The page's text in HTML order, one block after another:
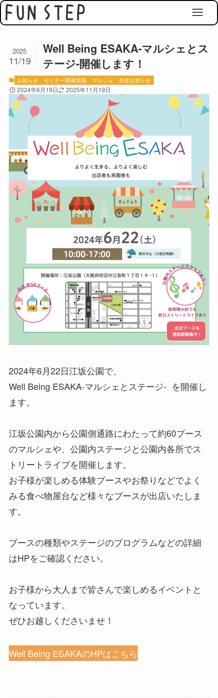
Well Being ESAKA-マルシェとス
テージ-開催します！
2025
11/19
お知らせ セミナー開催情報 マルシェ 全体お知らせ
2024年6月19日 2025年11月19日
2024年6月22日江坂公園で、
Well Being ESAKA-マルシェとステージ- を開催し
ます。
江坂公園内から公園側通路にわたって約60ブース
のマルシェや、公園内ステージと公園内各所でス
トリートライブを開催します。
お子様が楽しめる体験ブースやお祭りなどでよく
みる食べ物屋台など様々なブースが出店いたしま
す。
ブースの種類やステージのプログラムなどの詳細
はHPをご確認ください。
お子様から大人まで皆さんで楽しめるイベントと
なっています。
ぜひお越しくださいませ！
Well Being ESAKAのHPはこちら